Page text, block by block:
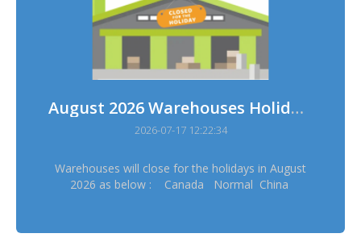
August 2026 Warehouses Holidays
2026-07-17 12:22:34
Warehouses will close for the holidays in August
2026 as below : Canada Normal China
Dresden Normal Germany Erftstadt Normal